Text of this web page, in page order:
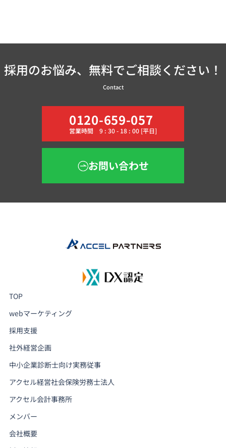
採用のお悩み、無料でご相談ください！
Contact
0120-659-057
営業時間 9 : 30 - 18 : 00 [平日]
お問い合わせ
TOP
webマーケティング
採用支援
社外経営企画
中小企業診断士向け実務従事
アクセル経営社会保険労務士法人
アクセル会計事務所
メンバー
会社概要